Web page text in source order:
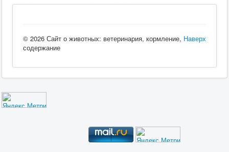
Наверх
© 2026 Сайт о животных: ветеринария, кормление,
содержание